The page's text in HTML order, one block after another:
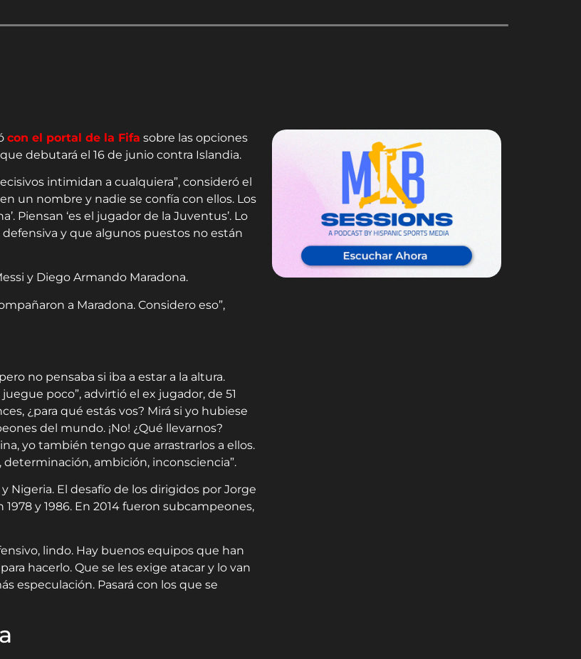
con el portal de la Fifa sobre las opciones
debutará el 16 de junio contra Islandia.
intimidan a cualquiera”, consideró el
un nombre y nadie se confía con ellos. Los
Piensan ‘es el jugador de la Juventus’. Lo
y que algunos puestos no están
y Diego Armando Maradona.
a Maradona. Considero eso”,
no pensaba si iba a estar a la altura.
poco”, advirtió el ex jugador, de 51
¿para qué estás vos? Mirá si yo hubiese
del mundo. ¡No! ¿Qué llevarnos?
yo también tengo que arrastrarlos a ellos.
determinación, ambición, inconsciencia”.
Nigeria. El desafío de los dirigidos por Jorge
y 1986. En 2014 fueron subcampeones,
lindo. Hay buenos equipos que han
hacerlo. Que se les exige atacar y lo van
especulación. Pasará con los que se